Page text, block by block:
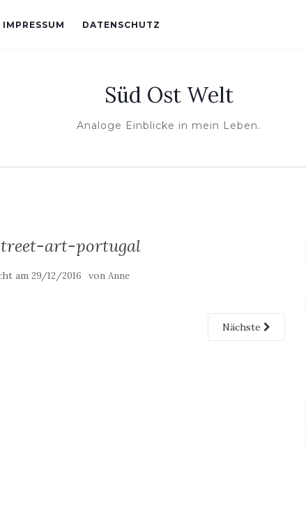
IMPRESSUM DATENSCHUTZ
Süd Ost Welt
Analoge Einblicke in mein Leben.
art-portugal
am29/12/2016 vonAnne
Nächste